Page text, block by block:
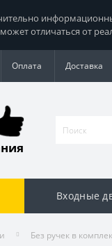
отличаться от
Оплата Доставка
Входные
Без ручек в